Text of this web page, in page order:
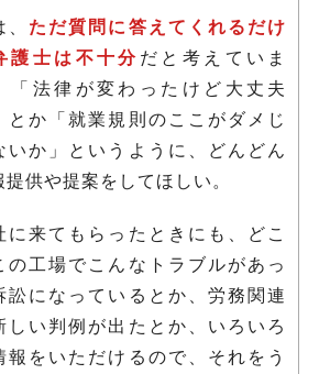
ただ質問に答えてくれるだけ
護士は不十分 だと考えていま
「法律が変わったけど大丈夫
とか「就業規則のここがダメじ
いか」というように、どんどん
提供や提案をしてほしい。
に来てもらったときにも、どこ
の工場でこんなトラブルがあっ
訟になっているとか、労務関連
しい判例が出たとか、いろいろ
報をいただけるので、それをう